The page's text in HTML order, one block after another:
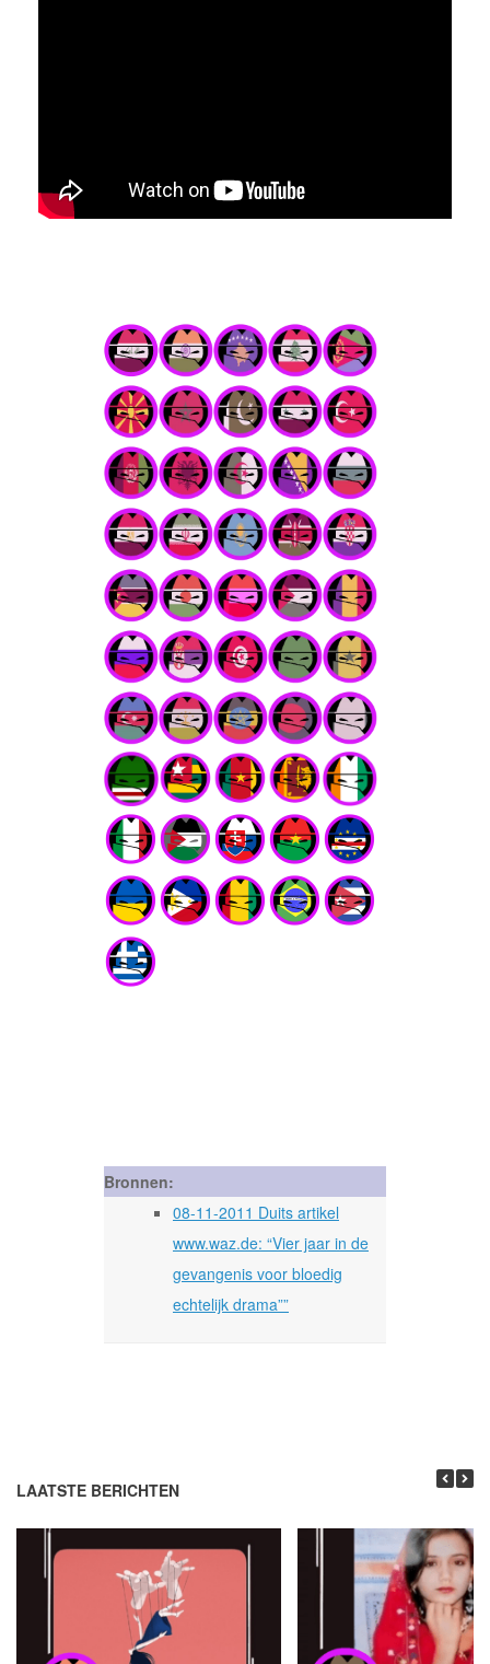
Bronnen:
08-11-2011 Duits artikel
www.waz.de: “Vier jaar in de
gevangenis voor bloedig
echtelijk drama””
LAATSTE BERICHTEN